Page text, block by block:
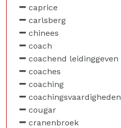
caprice
carlsberg
chinees
coach
coachend leidinggeven
coaches
coaching
coachingsvaardigheden
cougar
cranenbroek